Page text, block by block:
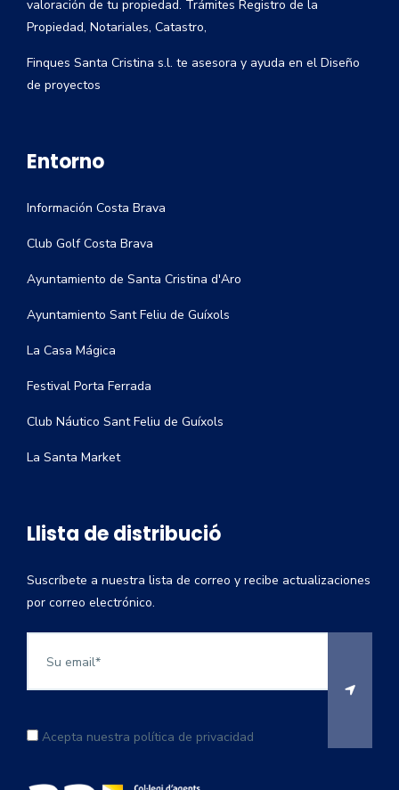
valoración de tu propiedad. Trámites Registro de la
Propiedad, Notariales, Catastro,
Finques Santa Cristina s.l. te asesora y ayuda en el Diseño
de proyectos
Entorno
Información Costa Brava
Club Golf Costa Brava
Ayuntamiento de Santa Cristina d'Aro
Ayuntamiento Sant Feliu de Guíxols
La Casa Mágica
Festival Porta Ferrada
Club Náutico Sant Feliu de Guíxols
La Santa Market
Llista de distribució
Suscríbete a nuestra lista de correo y recibe actualizaciones
por correo electrónico.
Acepta nuestra política de privacidad